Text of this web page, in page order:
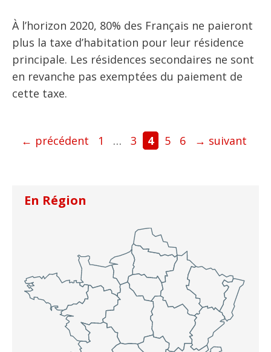
À l’horizon 2020, 80% des Français ne paieront
plus la taxe d’habitation pour leur résidence
principale. Les résidences secondaires ne sont
en revanche pas exemptées du paiement de
cette taxe.
← précédent Page
1 … Page
3 Page
4 Page
5 Page
6 → suivant
En Région